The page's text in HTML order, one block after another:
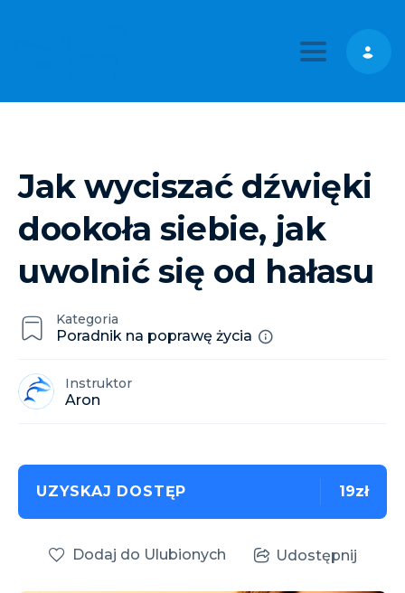
Toggle
Kategoria
Poradnik na poprawę życia
Instruktor
Aron
Jak wyciszać dźwięki
dookoła siebie, jak
uwolnić się od hałasu
UZYSKAJ DOSTĘP 19zł
Dodaj do Ulubionych Udostępnij